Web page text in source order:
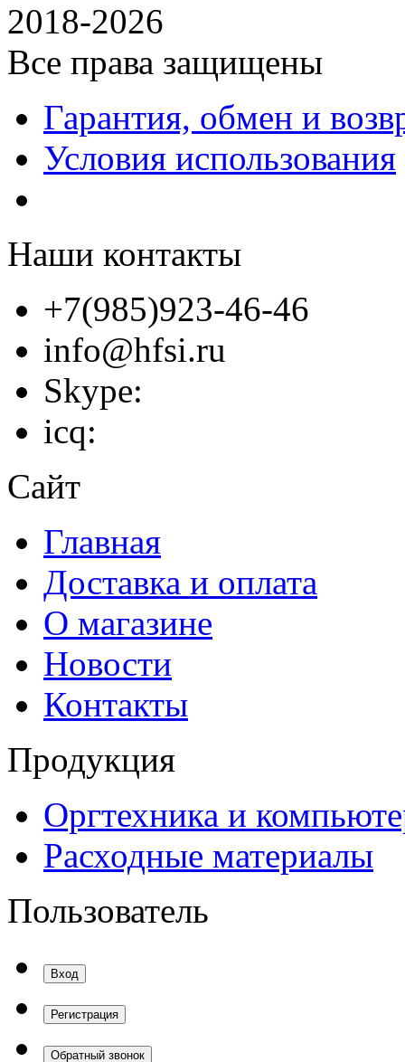
2018-2026
Все права защищены
Гарантия, обмен и
Условия использования
Наши контакты
+7(985)923-46-46
info@hfsi.ru
Skype:
icq:
Сайт
Главная
Доставка и оплата
О магазине
Новости
Контакты
Продукция
Оргтехника и
Расходные материалы
Пользователь
Вход
Регистрация
Обратный звонок